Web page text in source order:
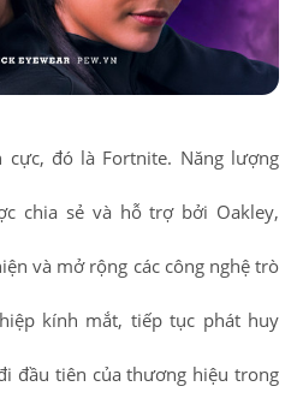
đó là Fortnite. Năng lượng
chia sẻ và hỗ trợ bởi Oakley,
và mở rộng các công nghệ trò
kính mắt, tiếp tục phát huy
đầu tiên của thương hiệu trong